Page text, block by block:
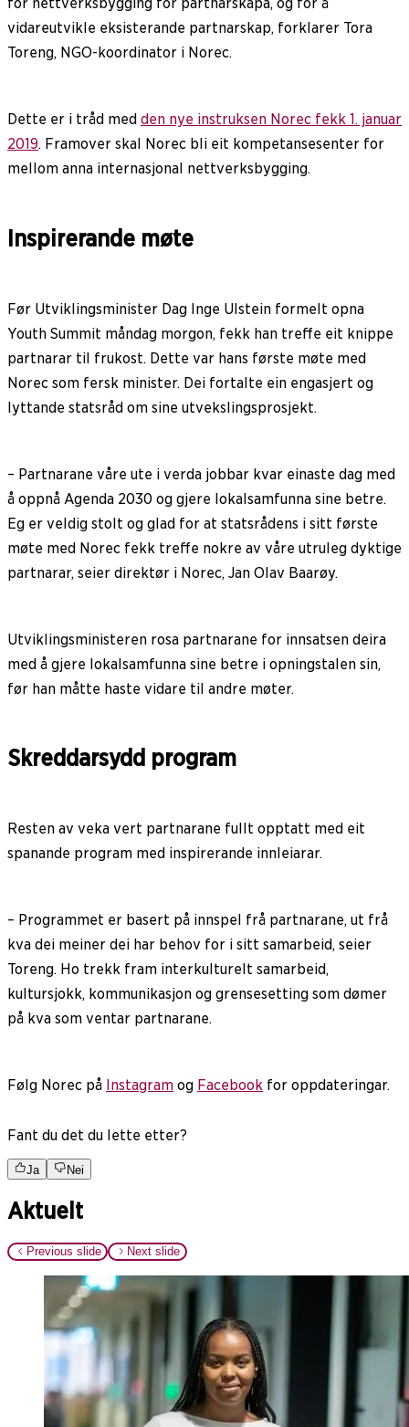
vidareutvikle eksisterande partnarskap, forklarer Tora
Toreng, NGO-koordinator i Norec.
Dette er i tråd med den nye instruksen Norec fekk 1. januar
2019. Framover skal Norec bli eit kompetansesenter for
mellom anna internasjonal nettverksbygging.
Inspirerande møte
Før Utviklingsminister Dag Inge Ulstein formelt opna
Youth Summit måndag morgon, fekk han treffe eit knippe
partnarar til frukost. Dette var hans første møte med
Norec som fersk minister. Dei fortalte ein engasjert og
lyttande statsråd om sine utvekslingsprosjekt.
– Partnarane våre ute i verda jobbar kvar einaste dag med
å oppnå Agenda 2030 og gjere lokalsamfunna sine betre.
Eg er veldig stolt og glad for at statsrådens i sitt første
møte med Norec fekk treffe nokre av våre utruleg dyktige
partnarar, seier direktør i Norec, Jan Olav Baarøy.
Utviklingsministeren rosa partnarane for innsatsen deira
med å gjere lokalsamfunna sine betre i opningstalen sin,
før han måtte haste vidare til andre møter.
Skreddarsydd program
Resten av veka vert partnarane fullt opptatt med eit
spanande program med inspirerande innleiarar.
– Programmet er basert på innspel frå partnarane, ut frå
kva dei meiner dei har behov for i sitt samarbeid, seier
Toreng. Ho trekk fram interkulturelt samarbeid,
kultursjokk, kommunikasjon og grensesetting som dømer
på kva som ventar partnarane.
Følg Norec på Instagram og Facebook for oppdateringar.
Fant du det du lette etter?
Ja Nei
Aktuelt
Previous slide Next slide